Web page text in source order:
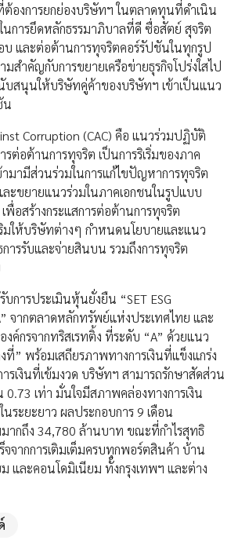
ต้องการยกย่องบริษัทฯ ในตลาดทุนที่ดำเนิน
นการยึดหลักธรรมาภิบาลที่ดี ซื่อสัตย์ สุจริต
บ และต่อต้านการทุจริตคอร์รัปชันในทุกรูป
สำคัญกับการขยายเครือข่ายธุรกิจโปร่งใสไป
บสนุนให้บริษัทคู่ค้าของบริษัทฯ เข้าเป็นแนว
น
Corruption (CAC) คือ แนวร่วมปฏิบัติ
รต่อต้านการทุจริต เป็นการริเริ่มของภาค
ามามีส่วนร่วมในการแก้ไขปัญหาการทุจริต
ะขยายแนวร่วมในภาคเอกชนในรูปแบบ
พื่อสร้างกระแสการต่อต้านการทุจริต
มให้บริษัทต่างๆ กำหนดนโยบายและแนว
ารรับและจ่ายสินบน รวมถึงการทุจริต
การประเมินหุ้นยั่งยืน “SET ESG
จากตลาดหลักทรัพย์แห่งประเทศไทย และ
งค์กรจากทริสเรทติ้ง ที่ระดับ “A” ด้วยแนว
” พร้อมเสถียรภาพทางการเงินที่แข็งแกร่ง
รเงินที่เข้มงวด บริษัทฯ สามารถรักษาสัดส่วน
เท่า มั่นใจมีสภาพคล่องทางการเงิน
ระยะยาว ผลประกอบการ 9 เดือน
ากถึง 34,780 ล้านบาท ขณะที่กำไรสุทธิ
จากการเติมเต็มครบทุกพอร์ตสินค้า บ้าน
และคอนโดมิเนียม ทั้งกรุงเทพฯ และต่าง